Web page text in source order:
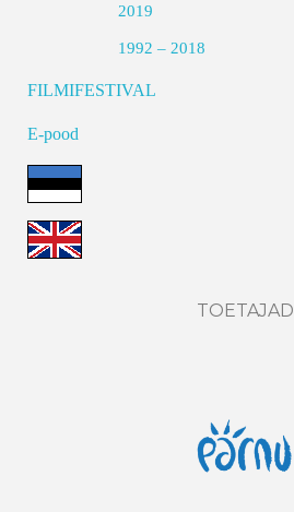
2019
1992 – 2018
FILMIFESTIVAL
E-pood
TOETAJAD